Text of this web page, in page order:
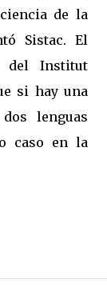
de la
Sistac. El
del Institut
si hay una
lenguas
caso en la